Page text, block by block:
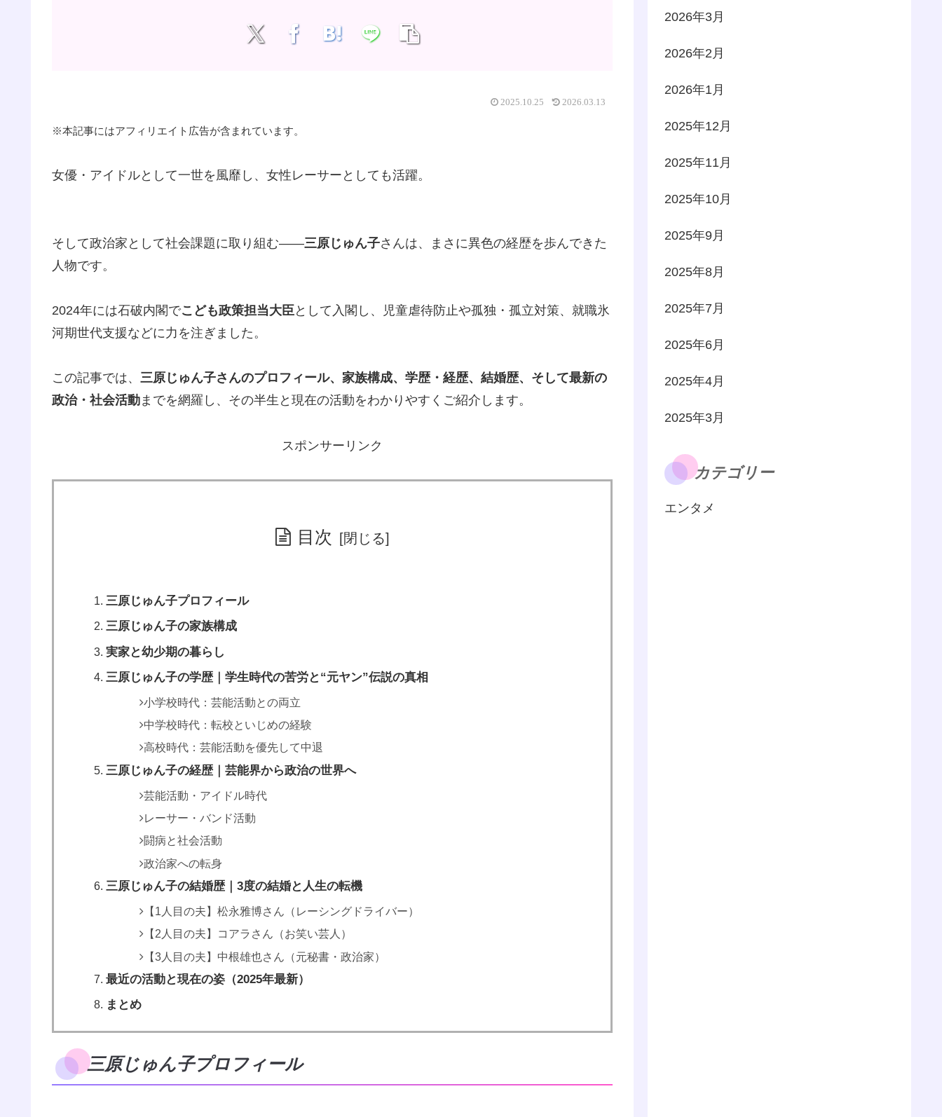
2025.10.25 2026.03.13
※本記事にはアフィリエイト広告が含まれています。
女優・アイドルとして一世を風靡し、女性レーサーとしても活躍。
そして政治家として社会課題に取り組む――三原じゅん子さんは、まさに異色の経歴を歩んできた
人物です。
2024年には石破内閣でこども政策担当大臣として入閣し、児童虐待防止や孤独・孤立対策、就職氷
河期世代支援などに力を注ぎました。
この記事では、 三原じゅん子さんのプロフィール、家族構成、学歴・経歴、結婚歴、そして最新の
政治・社会活動までを網羅し、その半生と現在の活動をわかりやすくご紹介します。
スポンサーリンク
目次
三原じゅん子プロフィール
三原じゅん子の家族構成
実家と幼少期の暮らし
三原じゅん子の学歴｜学生時代の苦労と“元ヤン”伝説の真相
小学校時代：芸能活動との両立
中学校時代：転校といじめの経験
高校時代：芸能活動を優先して中退
三原じゅん子の経歴｜芸能界から政治の世界へ
芸能活動・アイドル時代
レーサー・バンド活動
闘病と社会活動
政治家への転身
三原じゅん子の結婚歴｜3度の結婚と人生の転機
【1人目の夫】松永雅博さん（レーシングドライバー）
【2人目の夫】コアラさん（お笑い芸人）
【3人目の夫】中根雄也さん（元秘書・政治家）
最近の活動と現在の姿（2025年最新）
まとめ
三原じゅん子プロフィール
2026年3月
2026年2月
2026年1月
2025年12月
2025年11月
2025年10月
2025年9月
2025年8月
2025年7月
2025年6月
2025年4月
2025年3月
カテゴリー
エンタメ